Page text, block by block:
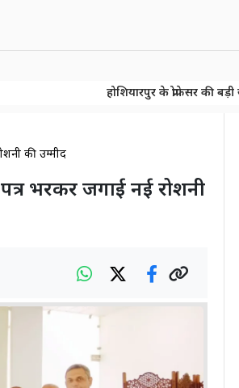
होशियारपुर के प्रोफेसर की बड़ी खोज! 150
की उम्मीद
पत्र भरकर जगाई नई रोशनी